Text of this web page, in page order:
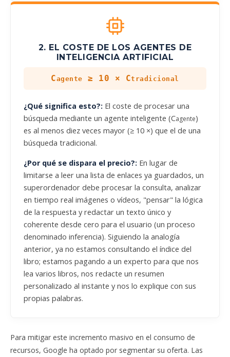
2. EL COSTE DE LOS AGENTES DE
INTELIGENCIA ARTIFICIAL
Cagente ≥ 10 × Ctradicional
¿Qué significa esto?: El coste de procesar una
búsqueda mediante un agente inteligente (Cagente)
es al menos diez veces mayor (≥ 10 ×) que el de una
búsqueda tradicional.
¿Por qué se dispara el precio?: En lugar de
limitarse a leer una lista de enlaces ya guardados, un
superordenador debe procesar la consulta, analizar
en tiempo real imágenes o vídeos, "pensar" la lógica
de la respuesta y redactar un texto único y
coherente desde cero para el usuario (un proceso
denominado inferencia). Siguiendo la analogía
anterior, ya no estamos consultando el índice del
libro; estamos pagando a un experto para que nos
lea varios libros, nos redacte un resumen
personalizado al instante y nos lo explique con sus
propias palabras.
Para mitigar este incremento masivo en el consumo de
recursos, Google ha optado por segmentar su oferta. Las